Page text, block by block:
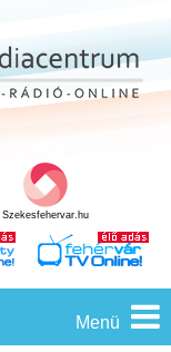
Szekesfehervar.hu
Menü